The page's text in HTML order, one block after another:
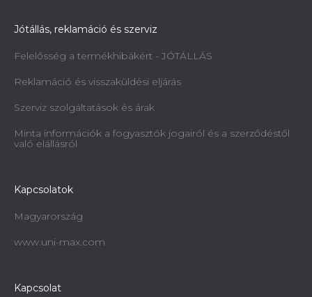
Jótállás, reklamáció és szerviz
Felelősség a termékhibákért - JÓTÁLLÁS
Reklamáció és visszaküldési eljárás
Szerviz szolgáltatások és árak
Minta információk a fogyasztók jogairól és a szerződéstől
való elállásról
Kapcsolatok
Magyarország
www.uni-max.com
Kapcsolat